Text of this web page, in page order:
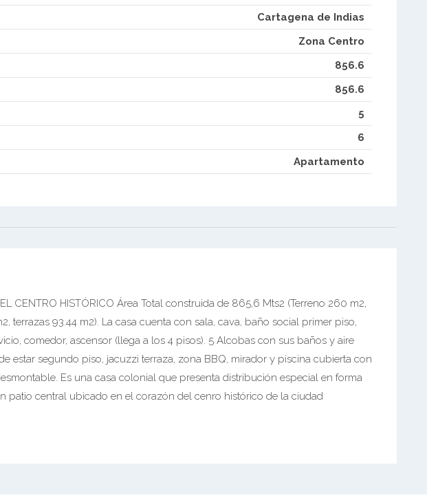
Cartagena de Indias
Zona Centro
856.6
856.6
5
6
Apartamento
CENTRO HISTÓRICO Área Total construida de 865,6 Mts2 (Terreno 260 m2,
terrazas 93.44 m2). La casa cuenta con sala, cava, baño social primer piso,
comedor, ascensor (llega a los 4 pisos). 5 Alcobas con sus baños y aire
estar segundo piso, jacuzzi terraza, zona BBQ, mirador y piscina cubierta con
Es una casa colonial que presenta distribución especial en forma
patio central ubicado en el corazón del cenro histórico de la ciudad